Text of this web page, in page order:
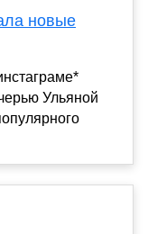
новые
Ульяной